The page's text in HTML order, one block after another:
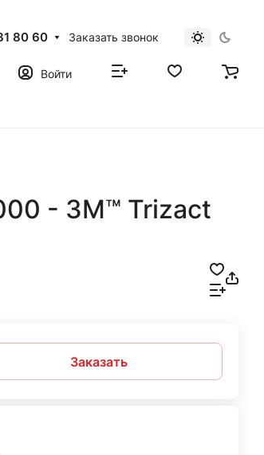
80 60 Заказать звонок
Войти
- 3M™ Trizact
Заказать